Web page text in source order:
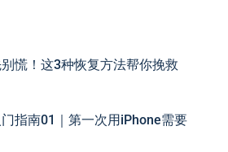
慌！这3种恢复方法帮你挽救
指南01｜第一次用iPhone需要